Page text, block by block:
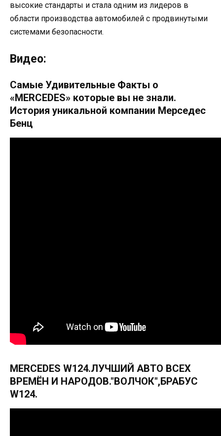
высокие стандарты и стала одним из лидеров в
области производства автомобилей с продвинутыми
системами безопасности.
Видео:
Самые Удивительные Факты о
«MERCEDES» которые вы не знали.
История уникальной компании Мерседес
Бенц
MERCEDES W124.ЛУЧШИЙ АВТО ВСЕХ
ВРЕМЁН И НАРОДОВ."ВОЛЧОК",БРАБУС
W124.